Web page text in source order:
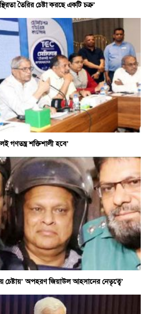
তৈরির চেষ্টা করছে একটি চক্র’
গণতন্ত্র শক্তিশালী হবে’
চেষ্টায়’ অপহরণ জিয়াউল আহসানের নেতৃত্বে’